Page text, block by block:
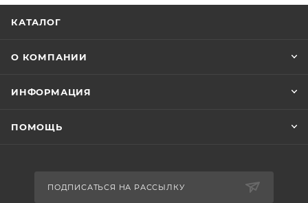
КАТАЛОГ
О КОМПАНИИ
ИНФОРМАЦИЯ
ПОМОЩЬ
ПОДПИСАТЬСЯ НА РАССЫЛКУ